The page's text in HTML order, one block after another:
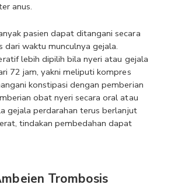
anus.
pasien dapat ditangani secara
waktu munculnya gejala.
lebih dipilih bila nyeri atau gejala
72 jam, yakni meliputi kompres
konstipasi dengan pemberian
obat nyeri secara oral atau
gejala perdarahan terus berlanjut
tindakan pembedahan dapat
Trombosis